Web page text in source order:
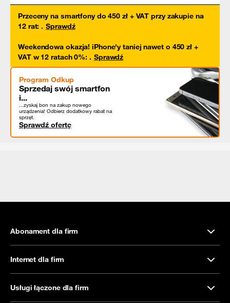
Przeceny na smartfony do 450 zł + VAT przy zakupie na
12 rat: . Sprawdź
Weekendowa okazja! iPhone'y taniej nawet o 450 zł +
VAT w 12 ratach 0%: . Sprawdź
Program Odkup
Sprzedaj swój smartfon
i...
...zyskaj bon na zakup nowego
urządzenia! Odbierz dodatkowy rabat na
sprzęt.
Sprawdź ofertę
Abonament dla firm
Internet dla firm
Usługi łączone dla firm